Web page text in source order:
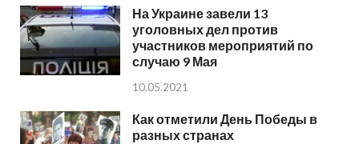
На Украине завели 13
уголовных дел против
участников мероприятий по
случаю 9 Мая
10.05.2021
Как отметили День Победы в
разных странах